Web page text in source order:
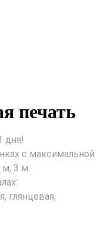
печать
дня!
с максимальной
м, 3 м.
глянцевая,